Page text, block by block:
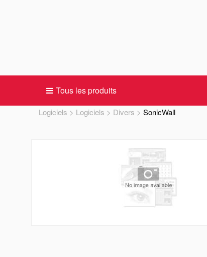
Tous les produits
Logiciels Logiciels Divers SonicWall